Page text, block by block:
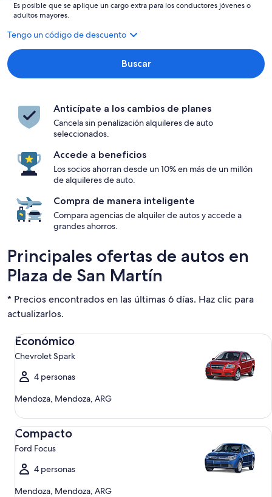
Es posible que se aplique un cargo extra para los conductores jóvenes o
adultos mayores.
Tengo un código de descuento
Buscar
Anticípate a los cambios de planes
Cancela sin penalización alquileres de auto
seleccionados.
Accede a beneficios
Los socios ahorran desde un 10% en más de un millón
de alquileres de auto.
Compra de manera inteligente
Compara agencias de alquiler de autos y accede a
grandes ahorros.
Principales ofertas de autos en
Plaza de San Martín
* Precios encontrados en las últimas 6 días. Haz clic para
actualizarlos.
Económico
Chevrolet Spark
4 personas
Mendoza, Mendoza, ARG
Económico Chevrolet Spark
Compacto
Ford Focus
4 personas
Mendoza, Mendoza, ARG
Compacto Ford Focus